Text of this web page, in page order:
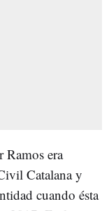
Ramos era
Catalana y
cuando ésta